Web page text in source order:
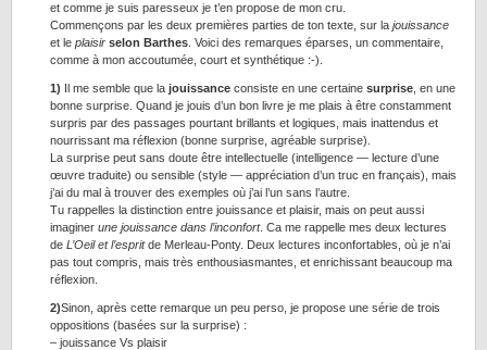
et comme je suis paresseux je t’en propose de mon cru.
Commençons par les deux premières parties de ton texte, sur la jouissance
et le plaisir selon Barthes . Voici des remarques éparses, un commentaire,
comme à mon accoutumée, court et synthétique :-).
1) Il me semble que la jouissance consiste en une certaine surprise , en une
bonne surprise. Quand je jouis d’un bon livre je me plais à être constamment
surpris par des passages pourtant brillants et logiques, mais inattendus et
nourrissant ma réflexion (bonne surprise, agréable surprise).
La surprise peut sans doute être intellectuelle (intelligence — lecture d’une
œuvre traduite) ou sensible (style — appréciation d’un truc en français), mais
j’ai du mal à trouver des exemples où j’ai l’un sans l’autre.
Tu rappelles la distinction entre jouissance et plaisir, mais on peut aussi
imaginer une jouissance dans l’inconfort. Ca me rappelle mes deux lectures
de L’Oeil et l’espritde Merleau-Ponty. Deux lectures inconfortables, où je n’ai
pas tout compris, mais très enthousiasmantes, et enrichissant beaucoup ma
réflexion.
2)Sinon, après cette remarque un peu perso, je propose une série de trois
oppositions (basées sur la surprise) :
– jouissance Vs plaisir